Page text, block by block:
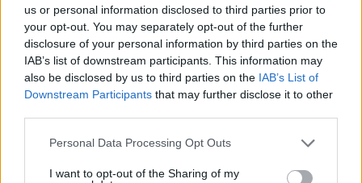
us or personal information disclosed to third parties prior to
your opt-out. You may separately opt-out of the further
disclosure of your personal information by third parties on the
IAB’s list of downstream participants. This information may
also be disclosed by us to third parties on the IAB’s List of
Downstream Participants that may further disclose it to other
Please note that this website/app uses one or more Google
not limited to your visit or usage behaviour. You may click to
Personal Data Processing Opt Outs
I want to opt-out of the Sharing of my
Χρίστος Κούγιας: Η προσωπική μου ζωή δεν
μπορεί να είναι αντικείμενο φημών ή σεναρίων